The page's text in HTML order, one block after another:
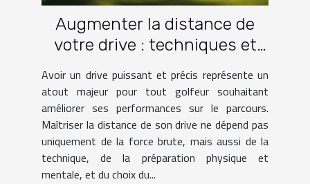
Augmenter la distance de
votre drive : techniques et
pratiques
Avoir un drive puissant et précis représente un
atout majeur pour tout golfeur souhaitant
améliorer ses performances sur le parcours.
Maîtriser la distance de son drive ne dépend pas
uniquement de la force brute, mais aussi de la
technique, de la préparation physique et
mentale, et du choix du...